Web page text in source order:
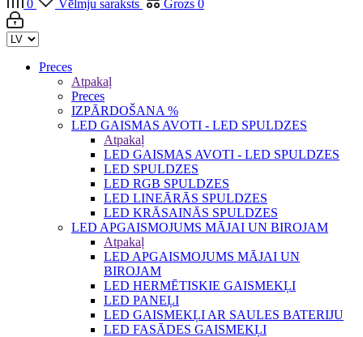
0 Vēlmju saraksts Grozs 0
Preces
Atpakaļ
Preces
IZPĀRDOŠANA %
LED GAISMAS AVOTI - LED SPULDZES
Atpakaļ
LED GAISMAS AVOTI - LED SPULDZES
LED SPULDZES
LED RGB SPULDZES
LED LINEĀRĀS SPULDZES
LED KRĀSAINĀS SPULDZES
LED APGAISMOJUMS MĀJAI UN BIROJAM
Atpakaļ
LED APGAISMOJUMS MĀJAI UN
BIROJAM
LED HERMĒTISKIE GAISMEKĻI
LED PANEĻI
LED GAISMEKĻI AR SAULES BATERIJU
LED FASĀDES GAISMEKĻI